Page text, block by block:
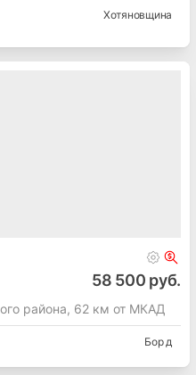
Хотяновщина
58 500 руб.
района, 62 км от МКАД
Бор д